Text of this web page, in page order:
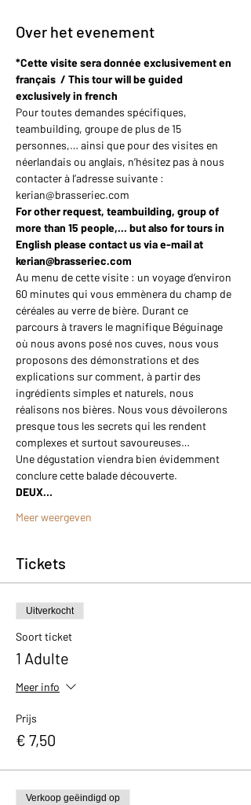
Over het evenement
*Cette visite sera donnée exclusivement en
français  / This tour will be guided
exclusively in french
Pour toutes demandes spécifiques,
teambuilding, groupe de plus de 15
personnes,… ainsi que pour des visites en
néerlandais ou anglais, n’hésitez pas à nous
contacter à l’adresse suivante :
kerian@brasseriec.com
For other request, teambuilding, group of
more than 15 people,... but also for tours in
English please contact us via e-mail at
kerian@brasseriec.com
Au menu de cette visite : un voyage d’environ
60 minutes qui vous emmènera du champ de
céréales au verre de bière. Durant ce
parcours à travers le magnifique Béguinage
où nous avons posé nos cuves, nous vous
proposons des démonstrations et des
explications sur comment, à partir des
ingrédients simples et naturels, nous
réalisons nos bières. Nous vous dévoilerons
presque tous les secrets qui les rendent
complexes et surtout savoureuses…
Une dégustation viendra bien évidemment
conclure cette balade découverte.
DEUX…
Meer weergeven
Tickets
Uitverkocht
Soort ticket
1 Adulte
Meer info
Prijs
€ 7,50
Verkoop geëindigd op